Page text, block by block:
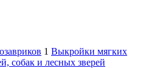
1 Выкройки мягких
собак и лесных зверей